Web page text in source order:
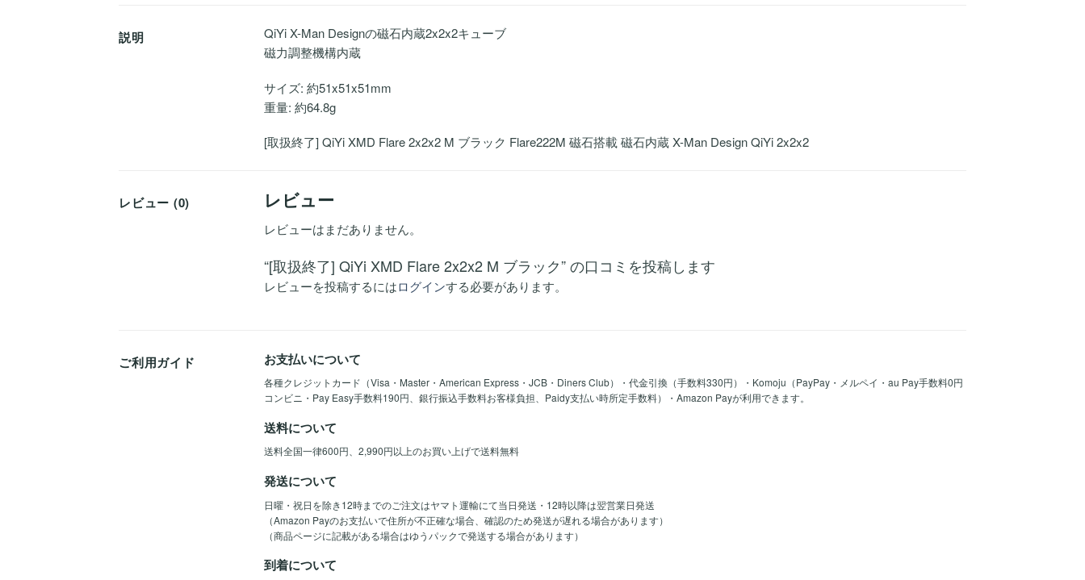
説明
QiYi X-Man Designの磁石内蔵2x2x2キューブ
磁力調整機構内蔵
サイズ: 約51x51x51mm
重量: 約64.8g
[取扱終了] QiYi XMD Flare 2x2x2 M ブラック Flare222M 磁石搭載 磁石内蔵 X-Man Design QiYi 2x2x2
レビュー (0) レビュー
レビューはまだありません。
“[取扱終了] QiYi XMD Flare 2x2x2 M ブラック” の口コミを投稿します
レビューを投稿するにはログインする必要があります。
ご利用ガイド お支払いについて
各種クレジットカード（Visa・Master・American Express・JCB・Diners Club）・代金引換（手数料330円）・Komoju（PayPay・メルペイ・au Pay手数料0円
コンビニ・Pay Easy手数料190円、銀行振込手数料お客様負担、Paidy支払い時所定手数料）・Amazon Payが利用できます。
送料について
送料全国一律600円、2,990円以上のお買い上げで送料無料
発送について
日曜・祝日を除き12時までのご注文はヤマト運輸にて当日発送・12時以降は翌営業日発送
（Amazon Payのお支払いで住所が不正確な場合、確認のため発送が遅れる場合があります）
（商品ページに記載がある場合はゆうパックで発送する場合があります）
到着について